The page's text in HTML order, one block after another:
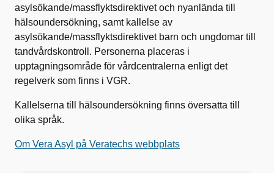
asylsökande/massflyktsdirektivet och nyanlända till
hälsoundersökning, samt kallelse av
asylsökande/massflyktsdirektivet barn och ungdomar till
tandvårdskontroll. Personerna placeras i
upptagningsområde för vårdcentralerna enligt det
regelverk som finns i VGR.
Kallelserna till hälsoundersökning finns översatta till
olika språk.
Om Vera Asyl på Veratechs webbplats